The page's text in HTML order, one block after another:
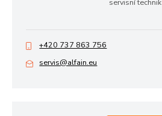
servisní technik
+420 737 863 756
servis@alfain.eu